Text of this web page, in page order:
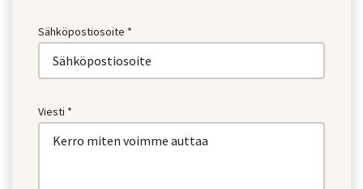
Sähköpostiosoite *
Viesti *